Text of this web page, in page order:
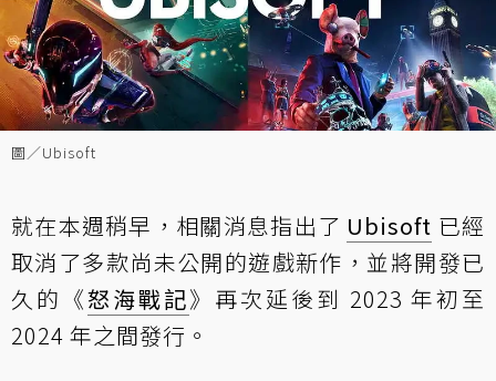
圖／Ubisoft
就在本週稍早，相關消息指出了 Ubisoft 已經
取消了多款尚未公開的遊戲新作，並將開發已
久的《怒海戰記》再次延後到 2023 年初至
2024 年之間發行。